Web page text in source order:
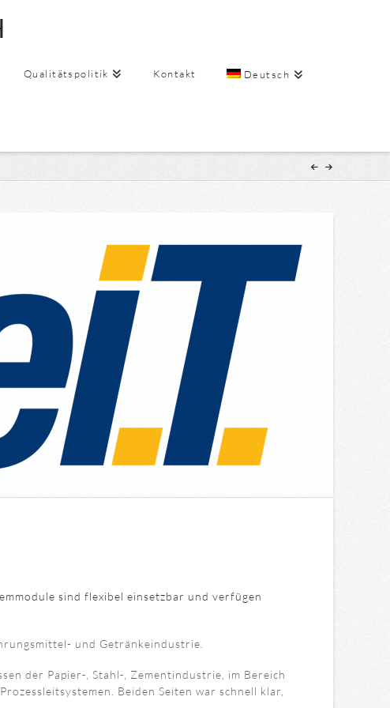
Qualitätspolitik Kontakt Deutsch
sind flexibel einsetzbar und verfügen
und Getränkeindustrie.
der Papier-, Stahl-, Zementindustrie, im Bereich
Beiden Seiten war schnell klar,